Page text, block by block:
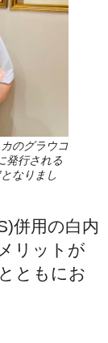
のグラウコ
発行される
なりまし
併用の白内
リットが
ともにお